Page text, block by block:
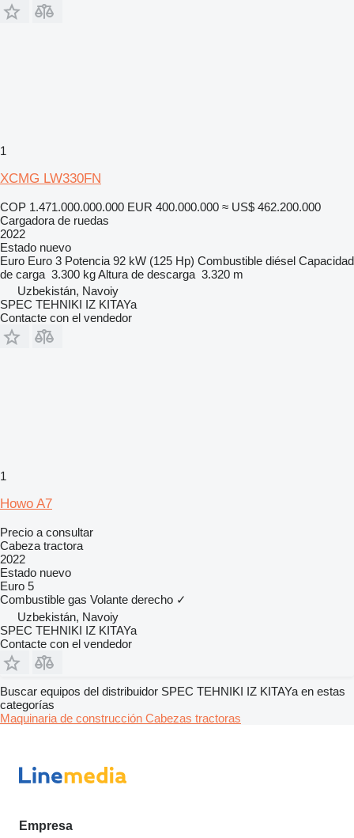
1
XCMG LW330FN
COP 1.471.000.000.000 EUR 400.000.000 ≈ US$ 462.200.000
Cargadora de ruedas
2022
Estado nuevo
Euro Euro 3 Potencia 92 kW (125 Hp) Combustible diésel Capacidad
de carga 3.300 kgAltura de descarga 3.320 m
Uzbekistán, Navoiy
SPEC TEHNIKI IZ KITAYa
Contacte con el vendedor
1
Howo A7
Precio a consultar
Cabeza tractora
2022
Estado nuevo
Euro 5
Combustible gas Volante derecho ✓
Uzbekistán, Navoiy
SPEC TEHNIKI IZ KITAYa
Contacte con el vendedor
Buscar equipos del distribuidor SPEC TEHNIKI IZ KITAYa en estas
categorías
Maquinaria de construcción Cabezas tractoras
Empresa